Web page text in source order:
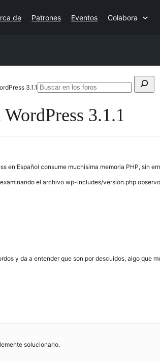
de Patrones Eventos Colabora
3.1.1Buscar:
3.1.1
en Español consume muchisima memoria PHP, sin
el archivo wp-includes/version.php
y da a entender que son por descuidos, algo que
solucionarlo.